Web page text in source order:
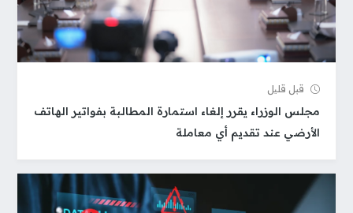
قبل قلیل
مجلس الوزراء يقرر إلغاء استمارة المطالبة بفواتير الهاتف
الأرضي عند تقديم أي معاملة